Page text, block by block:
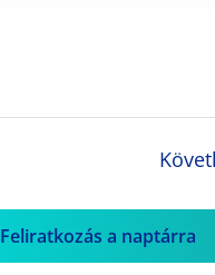
Feliratkozás a naptárra